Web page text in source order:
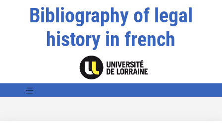
Bibliography of legal
history in french